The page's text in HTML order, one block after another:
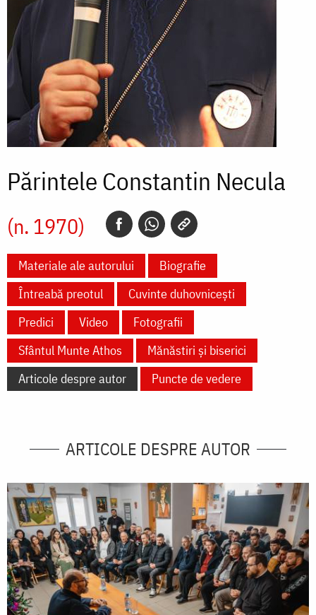
Părintele Constantin Necula
(n. 1970)
Materiale ale autorului
Biografie
Întreabă preotul
Cuvinte duhovnicești
Predici
Video
Fotografii
Sfântul Munte Athos
Mănăstiri și biserici
Articole despre autor
Puncte de vedere
ARTICOLE DESPRE AUTOR